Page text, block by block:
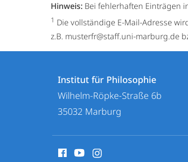
Hinweis: Bei fehlerhaften Einträgen
1 Die vollständige E-Mail-Adresse
z.B. musterfr@staff.uni-marburg.de
Informationen
Kontaktinformationen
Institut
für
Institut für Philosophie
Wilhelm-Röpke-Straße 6b
35032 Marburg